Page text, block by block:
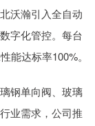
沃瀚引入全自动
字化管控。每台
能达标率100%。
钢单向阀、玻璃
业需求，公司推